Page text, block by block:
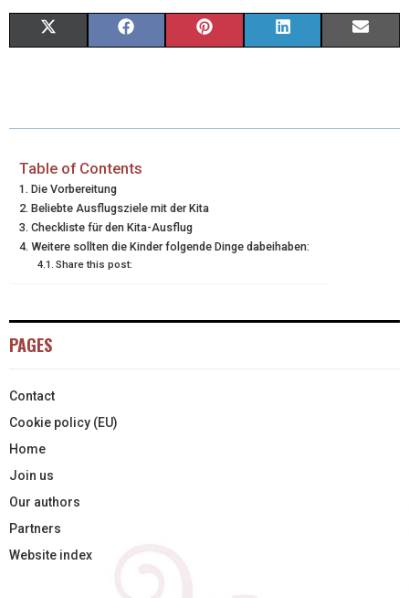
W
T
T
E
)
E
O
T K I
Table of Contents
Die Vorbereitung
Beliebte Ausflugsziele mit der Kita
Checkliste für den Kita-Ausflug
Weitere sollten die Kinder folgende Dinge dabeihaben:
Share this post:
PAGES
Contact
Cookie policy (EU)
Home
Join us
Our authors
Partners
Website index